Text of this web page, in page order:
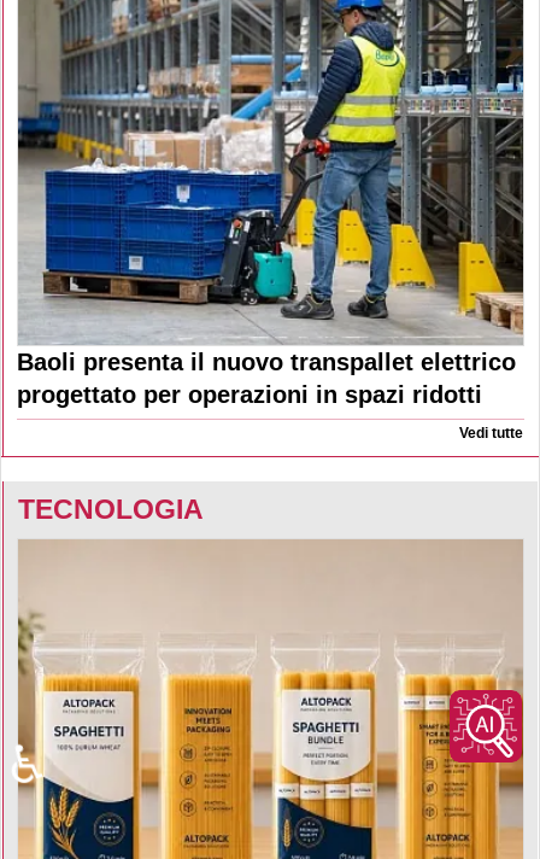
Baoli presenta il nuovo transpallet elettrico
progettato per operazioni in spazi ridotti
Vedi tutte
TECNOLOGIA